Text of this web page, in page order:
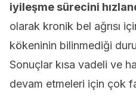
iyileşme sürecini
olarak kronik bel ağrısı
kökeninin bilinmediği
Sonuçlar kısa vadeli ve
devam etmeleri için çok